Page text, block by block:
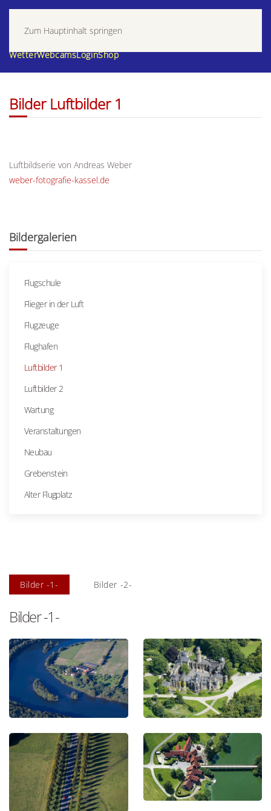
Zum Hauptinhalt springen
WetterWebcamsLoginShop
Bilder Luftbilder 1
Luftbildserie von Andreas Weber
weber-fotografie-kassel.de
Bildergalerien
Flugschule
Flieger in der Luft
Flugzeuge
Flughafen
Luftbilder 1
Luftbilder 2
Wartung
Veranstaltungen
Neubau
Grebenstein
Alter Flugplatz
Bilder -1- Bilder -2-
Bilder -1-